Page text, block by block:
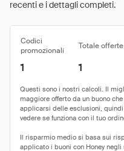
recenti e i dettagli completi.
Codici
promozionali
Totale offerte
1 1